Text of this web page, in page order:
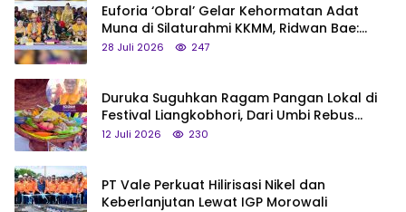
Euforia ‘Obral’ Gelar Kehormatan Adat
Muna di Silaturahmi KKMM, Ridwan Bae:
Saya Bukan Tipe Begitu, Belum Pantas!
28 Juli 2026 247
Duruka Suguhkan Ragam Pangan Lokal di
Festival Liangkobhori, Dari Umbi Rebus
hingga Tumpeng Beras Muna
12 Juli 2026 230
PT Vale Perkuat Hilirisasi Nikel dan
Keberlanjutan Lewat IGP Morowali